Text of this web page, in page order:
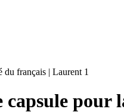
pour